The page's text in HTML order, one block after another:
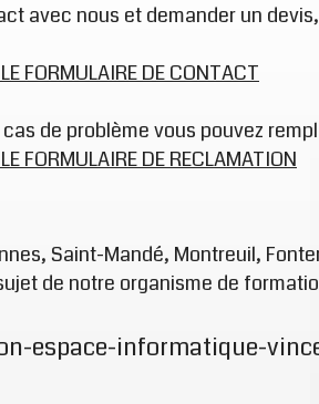
avec nous et demander un
FORMULAIRE DE CONTACT
de problème vous pouvez
FORMULAIRE DE RECLAMATION
Saint-Mandé, Montreuil,
de notre organisme de
espace-informatique-